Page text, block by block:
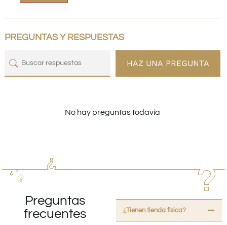
PREGUNTAS Y RESPUESTAS
HAZ UNA PREGUNTA
No hay preguntas todavía
Preguntas
frecuentes
¿Tienen tienda fisica?